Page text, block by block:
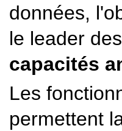
données,
le leader
capacités
Les
permettent